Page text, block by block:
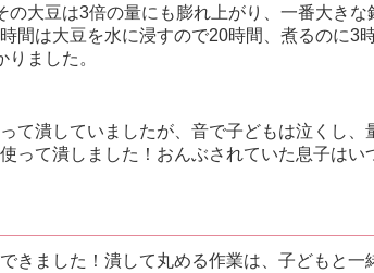
の大豆は3倍の量にも膨れ上がり、一番大き
間は大豆を水に浸すので20時間、煮るのに3
ました。
て潰していましたが、音で子どもは泣くし、
って潰しました！おんぶされていた息子はい
きました！潰して丸める作業は、子どもと一